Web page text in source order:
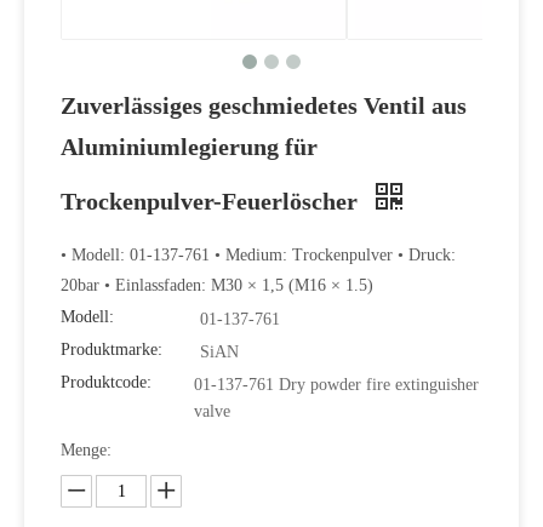
Zuverlässiges geschmiedetes Ventil aus
Aluminiumlegierung für
Trockenpulver-Feuerlöscher
• Modell: 01-137-761 • Medium: Trockenpulver • Druck:
20bar • Einlassfaden: M30 × 1,5 (M16 × 1.5)
Modell:
01-137-761
Produktmarke:
SiAN
Produktcode:
01-137-761 Dry powder fire extinguisher
valve
Menge: